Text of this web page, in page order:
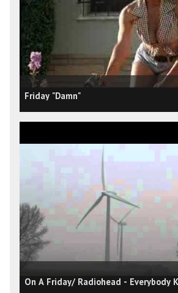
Friday "Damn"
On A Friday/ Radiohead - Everybody